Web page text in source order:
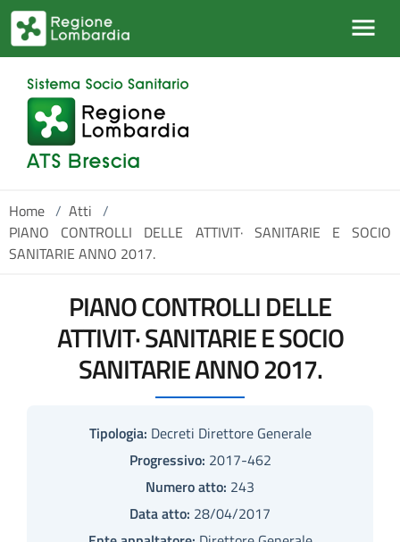
Salta al contenuto principale
Home / Atti /
PIANO CONTROLLI DELLE ATTIVIT· SANITARIE E SOCIO
SANITARIE ANNO 2017.
PIANO CONTROLLI DELLE
ATTIVIT· SANITARIE E SOCIO
SANITARIE ANNO 2017.
Tipologia: Decreti Direttore Generale
Progressivo: 2017-462
Numero atto: 243
Data atto: 28/04/2017